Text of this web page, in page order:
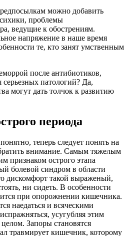
можно добавить
проблемы
ведущие к обострениям.
напряжение в наше время
те, кто занят умственным
после антибиотиков,
патологий? Да,
могут дать толчок к развитию
периода
теперь следует понять на
внимание. Самым тяжелым
признаком острого этапа
болевой синдром в области
дискомфорт такой выраженый,
ни сидеть. В особенности
при опорожнении кишечника.
наедаться и всяческими
усугубляя этим
Запоры становятся
травмирует кишечник, которому